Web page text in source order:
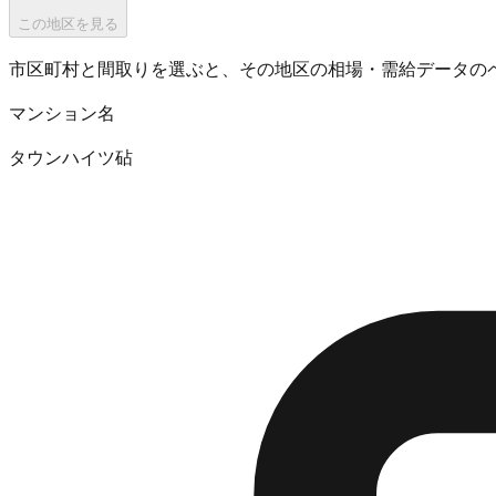
この地区を見る
市区町村と間取りを選ぶと、その地区の相場・需給データの
マンション名
タウンハイツ砧